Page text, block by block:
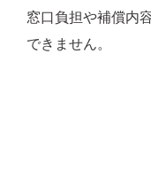
窓口負担や補償内
できません。